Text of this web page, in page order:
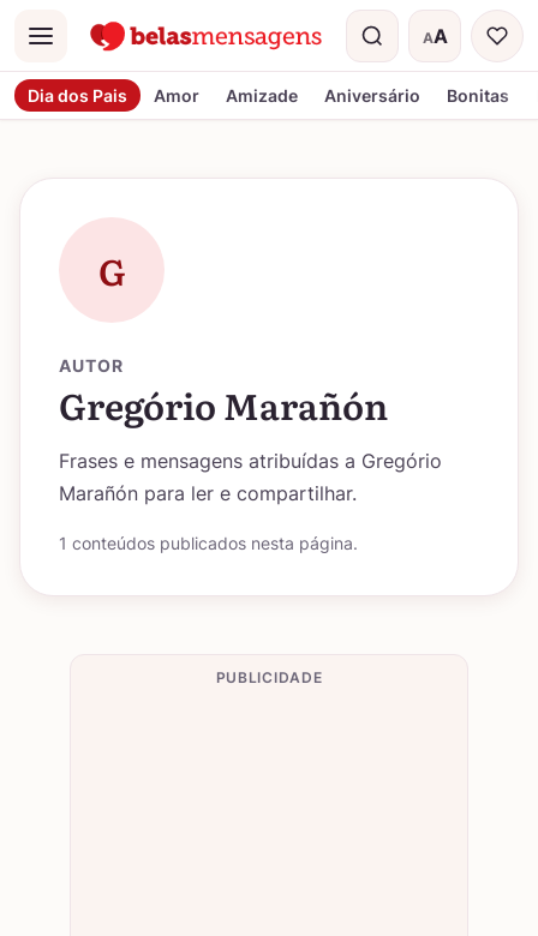
Menu AA
Tamanho do
Dia dos Pais Amor Amizade Aniversário Bonitas
G
AUTOR
Gregório Marañón
Frases e mensagens atribuídas a Gregório
Marañón para ler e compartilhar.
1 conteúdos publicados nesta página.
PUBLICIDADE